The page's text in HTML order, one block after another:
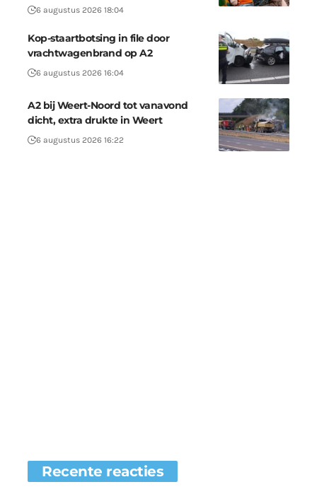
6 augustus 2026 18:04
Kop-staartbotsing in file door
vrachtwagenbrand op A2
6 augustus 2026 16:04
A2 bij Weert-Noord tot vanavond
dicht, extra drukte in Weert
6 augustus 2026 16:22
Recente reacties